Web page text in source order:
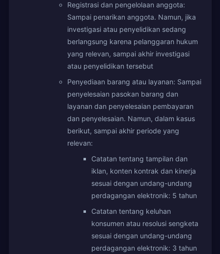
Registrasi dan pengelolaan anggota:
Sampai penarikan anggota. Namun, jika
investigasi atau penyelidikan sedang
berlangsung karena pelanggaran hukum
yang relevan, sampai akhir investigasi
atau penyelidikan tersebut
Penyediaan barang atau layanan: Sampai
penyelesaian pasokan barang dan
layanan dan penyelesaian pembayaran
dan penyelesaian. Namun, dalam kasus
berikut, sampai akhir periode yang
relevan:
Catatan tentang tampilan dan
iklan, konten kontrak dan kinerja
sesuai dengan undang-undang
perdagangan elektronik: 5 tahun
Catatan tentang keluhan
konsumen atau resolusi sengketa
sesuai dengan undang-undang
perdagangan elektronik: 3 tahun